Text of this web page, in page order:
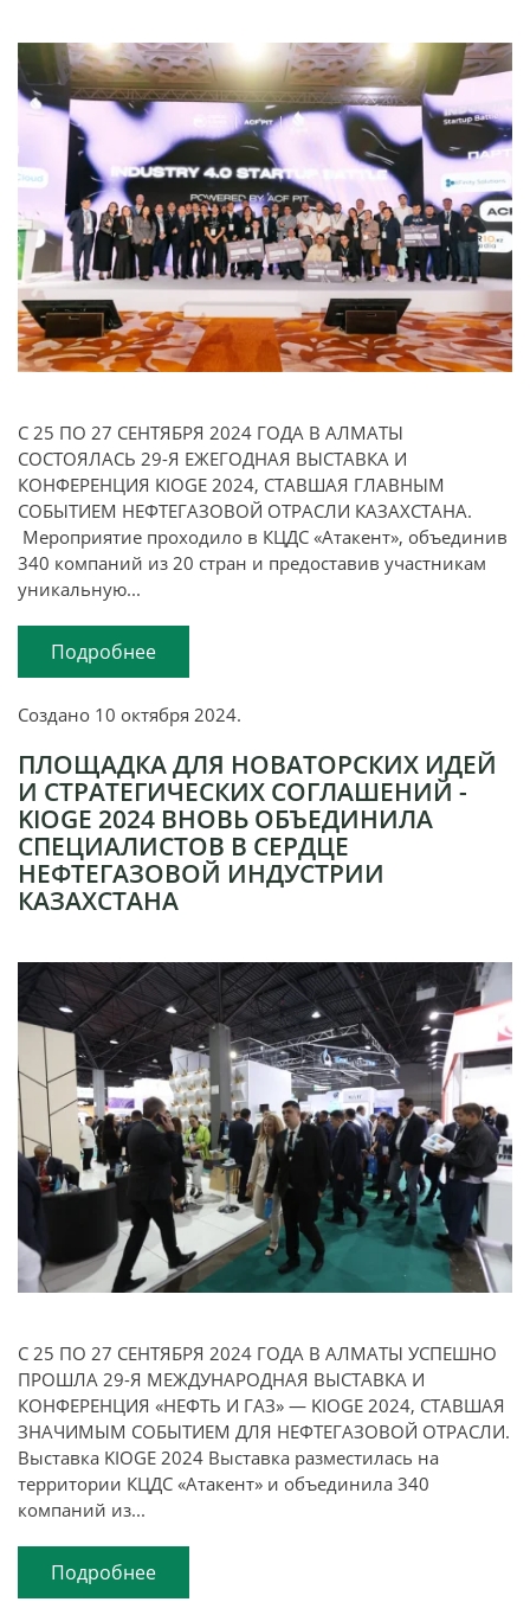
С 25 ПО 27 СЕНТЯБРЯ 2024 ГОДА В АЛМАТЫ
СОСТОЯЛАСЬ 29-Я ЕЖЕГОДНАЯ ВЫСТАВКА И
КОНФЕРЕНЦИЯ KIOGE 2024, СТАВШАЯ ГЛАВНЫМ
СОБЫТИЕМ НЕФТЕГАЗОВОЙ ОТРАСЛИ КАЗАХСТАНА.
Мероприятие проходило в КЦДС «Атакент», объединив
340 компаний из 20 стран и предоставив участникам
уникальную...
Подробнее
Создано 10 октября 2024.
ПЛОЩАДКА ДЛЯ НОВАТОРСКИХ ИДЕЙ
И СТРАТЕГИЧЕСКИХ СОГЛАШЕНИЙ -
KIOGE 2024 ВНОВЬ ОБЪЕДИНИЛА
СПЕЦИАЛИСТОВ В СЕРДЦЕ
НЕФТЕГАЗОВОЙ ИНДУСТРИИ
КАЗАХСТАНА
С 25 ПО 27 СЕНТЯБРЯ 2024 ГОДА В АЛМАТЫ УСПЕШНО
ПРОШЛА 29-Я МЕЖДУНАРОДНАЯ ВЫСТАВКА И
КОНФЕРЕНЦИЯ «НЕФТЬ И ГАЗ» — KIOGE 2024, СТАВШАЯ
ЗНАЧИМЫМ СОБЫТИЕМ ДЛЯ НЕФТЕГАЗОВОЙ ОТРАСЛИ.
Выставка KIOGE 2024 Выставка разместилась на
территории КЦДС «Атакент» и объединила 340
компаний из...
Подробнее